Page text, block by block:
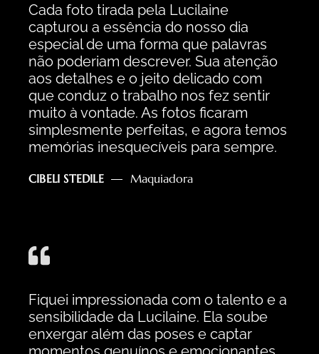
Cada foto tirada pela Lucilaine
capturou a essência do nosso dia
especial de uma forma que palavras
não poderiam descrever. Sua atenção
aos detalhes e o jeito delicado com
que conduz o trabalho nos fez sentir
muito à vontade. As fotos ficaram
simplesmente perfeitas, e agora temos
memórias inesquecíveis para sempre.
CIBELI STEDILE Maquiadora
Fiquei impressionada com o talento e a
sensibilidade da Lucilaine. Ela soube
enxergar além das poses e captar